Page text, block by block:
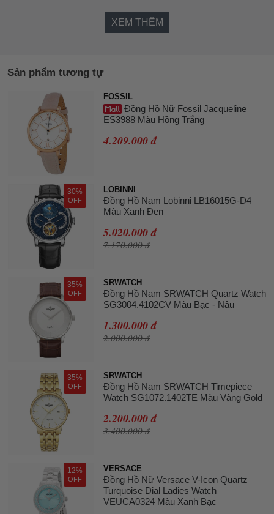
XEM THÊM
Sản phẩm tương tự
FOSSIL
Đồng Hồ Nữ Fossil Jacqueline
ES3988 Màu Hồng Trắng
4.209.000 đ
30%
OFF
LOBINNI
Đồng Hồ Nam Lobinni LB16015G-D4
Màu Xanh Đen
5.020.000 đ
7.170.000 đ
35%
OFF
SRWATCH
Đồng Hồ Nam SRWATCH Quartz Watch
SG3004.4102CV Màu Bạc - Nâu
1.300.000 đ
2.000.000 đ
35%
OFF
SRWATCH
Đồng Hồ Nam SRWATCH Timepiece
Watch SG1072.1402TE Màu Vàng Gold
2.200.000 đ
3.400.000 đ
12%
OFF
VERSACE
Đồng Hồ Nữ Versace V-Icon Quartz
Turquoise Dial Ladies Watch
VEUCA0324 Màu Xanh Bạc